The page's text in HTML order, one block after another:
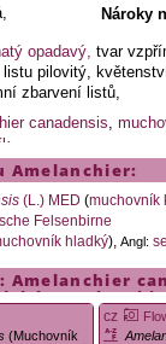
Nároky
opadavý, tvar
pilovitý,
zbarvení listů,
canadensis,
Amelanchier:
(L.) MED (muchovník
Felsenbirne
hladký), Angl:
Amelanchier
,
(Muchovník
cz